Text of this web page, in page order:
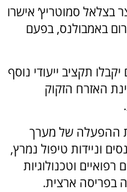
בצלאל סמוטריץ’ אישרו
באמבולנס, בפעם
תקציב ייעודי נוסף
האזרח הזקוק
ההפעלה של מערך
כ-1,800 אמבולנסים וניידות טיפול נמרץ,
101, אמצעים רפואיים וטכנולוגיות
בפריסה ארצית.